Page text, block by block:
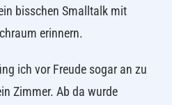
bisschen Smalltalk mit
erinnern.
ich vor Freude sogar an zu
Zimmer. Ab da wurde